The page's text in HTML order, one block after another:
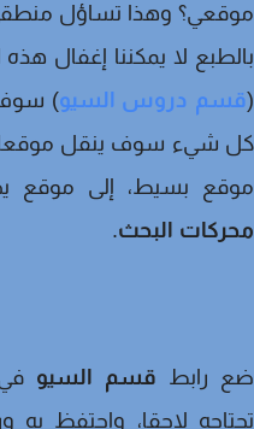
وهذا تساؤل منطقي
لا يمكننا إغفال هذه
دروس السيو) سوف
شيء سوف ينقل موقعك
بسيط، إلى موقع
البحث.
رابطقسم السيوفي
لاحقا، واحتفظ به